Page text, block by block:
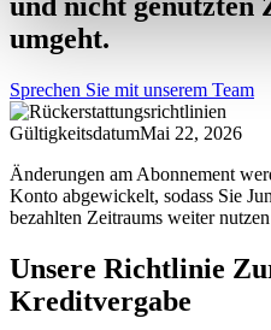
umgeht.
Sprechen Sie mit unserem Team
GültigkeitsdatumMai 22, 2026
Änderungen am Abonnement
Konto abgewickelt, sodass Sie
bezahlten Zeitraums weiter
Unsere Richtlinie
Kreditvergabe